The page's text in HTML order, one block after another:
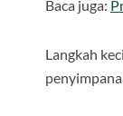
Baca juga:
Langkah